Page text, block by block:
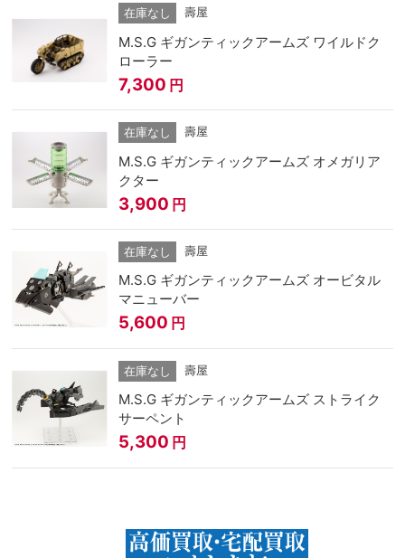
在庫なし 壽屋
M.S.G ギガンティックアームズ ワイルドク
ローラー
7,300 円
在庫なし 壽屋
M.S.G ギガンティックアームズ オメガリア
クター
3,900 円
在庫なし 壽屋
M.S.G ギガンティックアームズ オービタル
マニューバー
5,600 円
在庫なし 壽屋
M.S.G ギガンティックアームズ ストライク
サーペント
5,300 円